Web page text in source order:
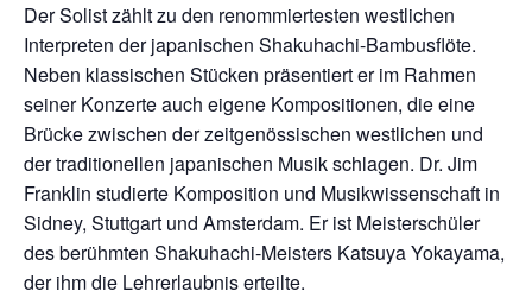
Der Solist zählt zu den renommiertesten westlichen
Interpreten der japanischen Shakuhachi-Bambusflöte.
Neben klassischen Stücken präsentiert er im Rahmen
seiner Konzerte auch eigene Kompositionen, die eine
Brücke zwischen der zeitgenössischen westlichen und
der traditionellen japanischen Musik schlagen. Dr. Jim
Franklin studierte Komposition und Musikwissenschaft in
Sidney, Stuttgart und Amsterdam. Er ist Meisterschüler
des berühmten Shakuhachi-Meisters Katsuya Yokayama,
der ihm die Lehrerlaubnis erteilte.